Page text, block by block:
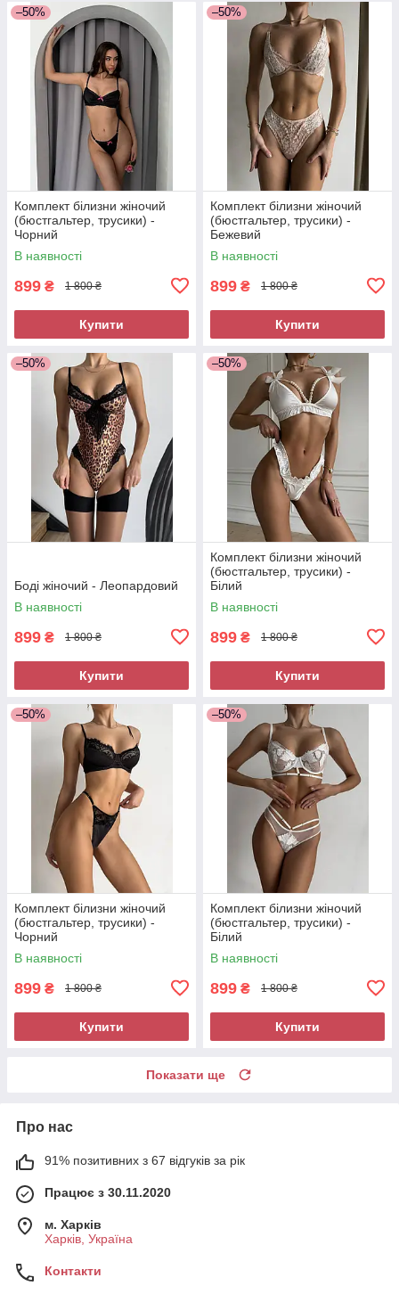
–50%
Комплект білизни жіночий
(бюстгальтер, трусики) -
Чорний
В наявності
899 ₴ 1 800 ₴
Купити
–50%
Комплект білизни жіночий
(бюстгальтер, трусики) -
Бежевий
В наявності
899 ₴ 1 800 ₴
Купити
–50%
Боді жіночий - Леопардовий
В наявності
899 ₴ 1 800 ₴
Купити
–50%
Комплект білизни жіночий
(бюстгальтер, трусики) -
Білий
В наявності
899 ₴ 1 800 ₴
Купити
–50%
Комплект білизни жіночий
(бюстгальтер, трусики) -
Чорний
В наявності
899 ₴ 1 800 ₴
Купити
–50%
Комплект білизни жіночий
(бюстгальтер, трусики) -
Білий
В наявності
899 ₴ 1 800 ₴
Купити
Показати ще
Про нас
91% позитивних з 67 відгуків за рік
Працює з 30.11.2020
м. Харків
Харків, Україна
Контакти